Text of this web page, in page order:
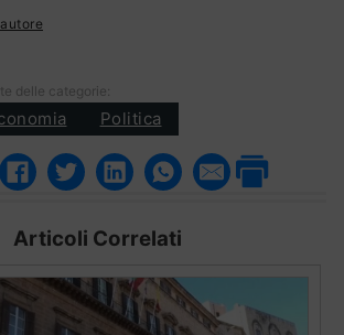
delle categorie:
Politica
Articoli Correlati